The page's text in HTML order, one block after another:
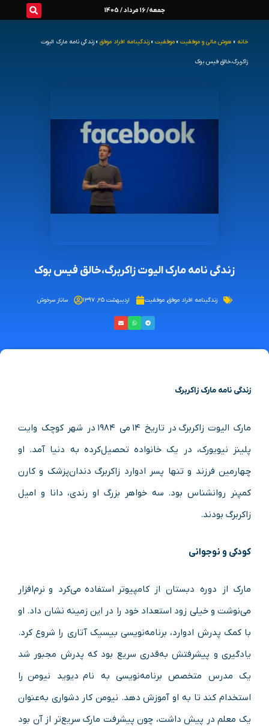
جمعه/ 16 مرداد / 1405
خانه » هوش مالی و موفقیت » موفقیت » زندگینامه افراد موفق » زندگی نامه مارک الیوت
زاکربرگ،خالق فیس بوک
زندگی نامه مارک الیوت زاکربرگ،خالق فیس بوک
زندگینامه افراد موفق,موفقیت اردیبهشت ۲۵, ۱۳۹۷ ساناز سرخوش
زندگی نامه مارک زاکربرگ
مارک الیوت زاکربرگ در تاریخ ۱۴ می ۱۹۸۴ در شهر کوچک وایت
پلینز نیویورک، در یک خانواده تحصیل‌کرده به دنیا آمد. او
چهارمین فرزند و تنها پسر ادوارد زاکربرگ دندان‌پزشک و کارن
کمپنر روانشناس بود. سه خواهر بزرگ او رندی، دانا و امیل
زاکربرگ بودند.
کودکی و نوجوانی
مارک از دوره دبستان از کامپیوتر استفاده می‌کرد و نرم‌افزار
می‌نوشت و خیلی زود استعداد خود را در این زمینه نشان داد. او
با کمک پدرش ادوارد، برنامه‌نویسی بیسیک آتاری را شروع کرد.
یادگیری و پیشرفتش به‌قدری سریع بود که پدرش مجبور شد
یک مدرس متخصص برنامه‌نویسی به نام دیوید نیومن را
استخدام کند تا به او آموزش دهد. نیومن کار دشواری به‌عنوان
یک معلم در پیش داشت، چون پیشرفت مارک سریع‌تر از آن بود